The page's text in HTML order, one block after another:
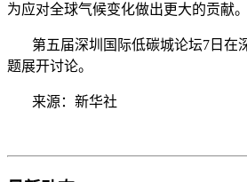
为应对全球气候变化做出更大的贡献。
第五届深圳国际低碳城论坛7日在
题展开讨论。
来源：新华社